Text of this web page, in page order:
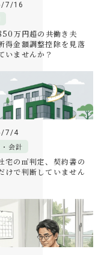
7/16
万円超の共働き夫
得金額調整控除を見落
いませんか？
7/4
会計
宅の㎡判定、契約書の
けで判断していません